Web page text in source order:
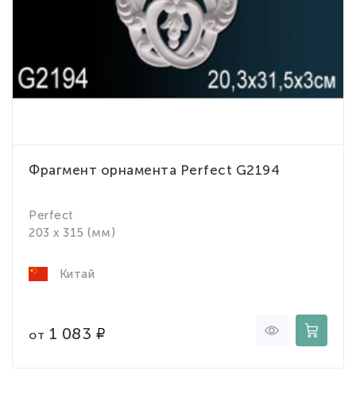
Фрагмент орнамента Perfect G2194
Perfect
203 x 315 (мм)
Китай
от 1 083